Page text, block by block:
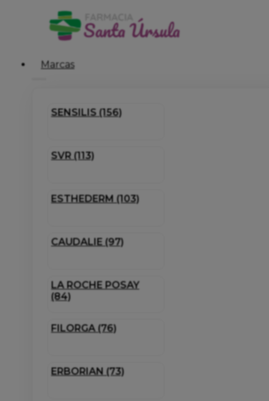
Marcas
SENSILIS (156)
SVR (113)
ESTHEDERM (103)
CAUDALIE (97)
LA ROCHE POSAY
(84)
FILORGA (76)
ERBORIAN (73)